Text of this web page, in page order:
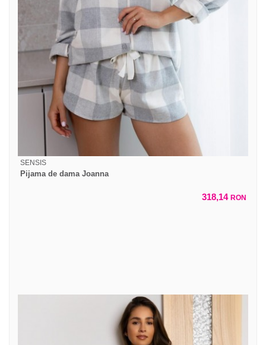
SENSIS
Pijama de dama Joanna
318,14 RON